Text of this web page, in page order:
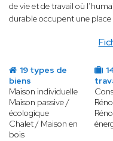
de vie et de travail où
durable occupent une
19 types de
biens
Maison individuelle
Maison passive /
écologique
Chalet / Maison en
bois